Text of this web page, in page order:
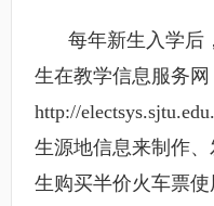
每年新生入学后
生在教学信息服务网
http://
生源地信息来制作
生购买半价火车票